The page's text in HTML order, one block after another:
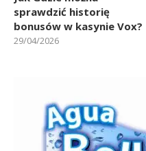
sprawdzić historię
bonusów w kasynie Vox?
29/04/2026